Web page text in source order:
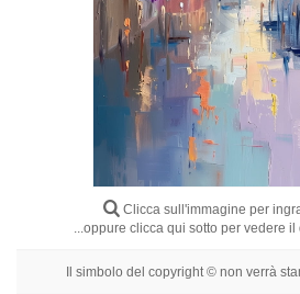
Clicca sull'immagine per
...oppure clicca qui sotto per vedere
Il simbolo del copyright © non verrà